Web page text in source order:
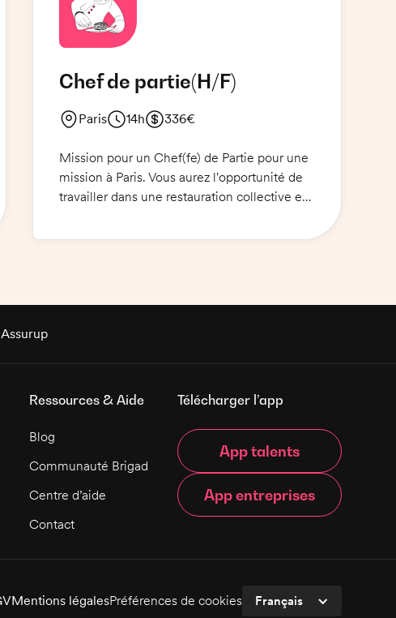
Chef de partie(H/F)
Paris 14h 336€
Mission pour un Chef(fe) de Partie pour une
mission à Paris. Vous aurez l'opportunité de
travailler dans une restauration collective en
jour. Vous serez responsable de la
Ressources & Aide
Blog
Communauté Brigad
Centre d’aide
Contact
Télécharger l’app
App talents
App entreprises
Mentions légalesPréférences de cookies Français